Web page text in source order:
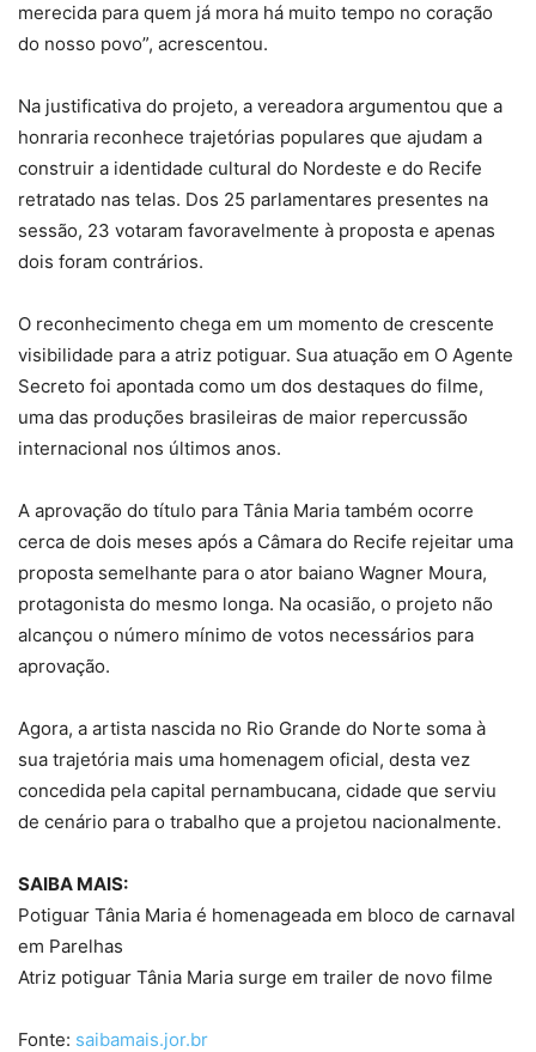
merecida para quem já mora há muito tempo no coração
do nosso povo”, acrescentou.
Na justificativa do projeto, a vereadora argumentou que a
honraria reconhece trajetórias populares que ajudam a
construir a identidade cultural do Nordeste e do Recife
retratado nas telas. Dos 25 parlamentares presentes na
sessão, 23 votaram favoravelmente à proposta e apenas
dois foram contrários.
O reconhecimento chega em um momento de crescente
visibilidade para a atriz potiguar. Sua atuação em O Agente
Secreto foi apontada como um dos destaques do filme,
uma das produções brasileiras de maior repercussão
internacional nos últimos anos.
A aprovação do título para Tânia Maria também ocorre
cerca de dois meses após a Câmara do Recife rejeitar uma
proposta semelhante para o ator baiano Wagner Moura,
protagonista do mesmo longa. Na ocasião, o projeto não
alcançou o número mínimo de votos necessários para
aprovação.
Agora, a artista nascida no Rio Grande do Norte soma à
sua trajetória mais uma homenagem oficial, desta vez
concedida pela capital pernambucana, cidade que serviu
de cenário para o trabalho que a projetou nacionalmente.
SAIBA MAIS:
Potiguar Tânia Maria é homenageada em bloco de carnaval
em Parelhas
Atriz potiguar Tânia Maria surge em trailer de novo filme
Fonte: saibamais.jor.br